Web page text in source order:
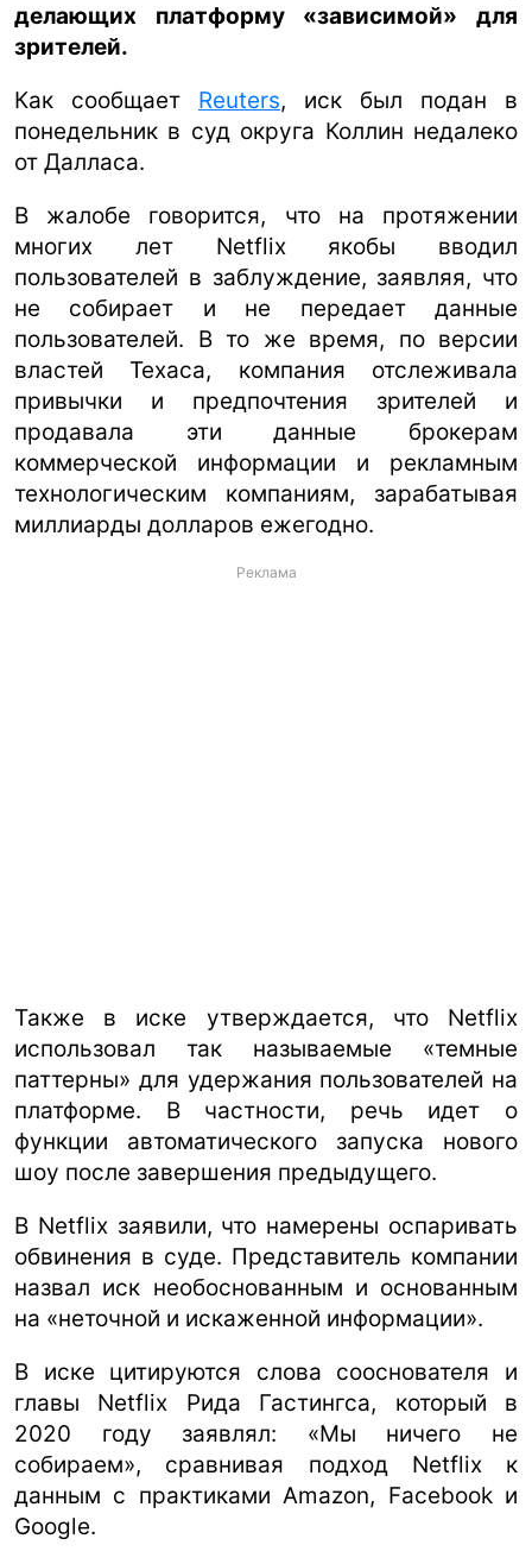
делающих платформу «зависимой» для
зрителей.
Как сообщает Reuters, иск был подан в
понедельник в суд округа Коллин недалеко
от Далласа.
В жалобе говорится, что на протяжении
многих лет Netflix якобы вводил
пользователей в заблуждение, заявляя, что
не собирает и не передает данные
пользователей. В то же время, по версии
властей Техаса, компания отслеживала
привычки и предпочтения зрителей и
продавала эти данные брокерам
коммерческой информации и рекламным
технологическим компаниям, зарабатывая
миллиарды долларов ежегодно.
Реклама
Также в иске утверждается, что Netflix
использовал так называемые «темные
паттерны» для удержания пользователей на
платформе. В частности, речь идет о
функции автоматического запуска нового
шоу после завершения предыдущего.
В Netflix заявили, что намерены оспаривать
обвинения в суде. Представитель компании
назвал иск необоснованным и основанным
на «неточной и искаженной информации».
В иске цитируются слова сооснователя и
главы Netflix Рида Гастингса, который в
2020 году заявлял: «Мы ничего не
собираем», сравнивая подход Netflix к
данным с практиками Amazon, Facebook и
Google.